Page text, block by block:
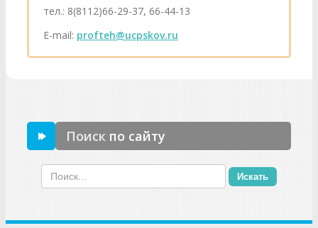
тел.: 8(8112)66-29-37, 66-44-13
E-mail: profteh@ucpskov.ru
Поиск по сайту
Искать